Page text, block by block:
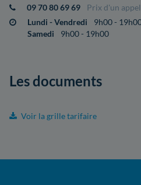
09 70 80 69 69
Prix d'un
Lundi - Vendredi
9h00 -
Samedi
9h00 - 19h00
Les documents
Voir la grille tarifaire